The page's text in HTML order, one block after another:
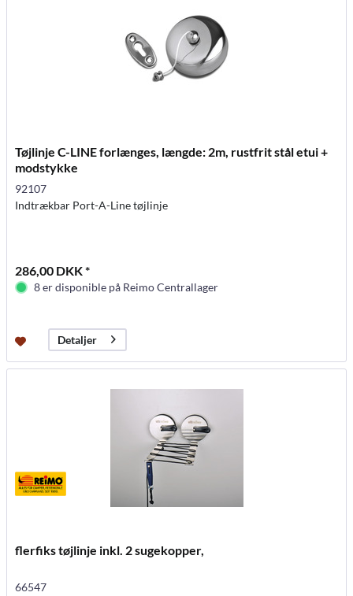
Tøjlinje C-LINE forlænges, længde: 2m, rustfrit stål etui +
modstykke
92107
Indtrækbar Port-A-Line tøjlinje
286,00 DKK *
8 er disponible på Reimo Centrallager
Detaljer
flerfiks tøjlinje inkl. 2 sugekopper,
66547